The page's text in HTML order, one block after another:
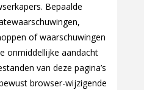
Bepaalde
of waarschuwingen
onmiddellijke aandacht
van deze pagina’s
browser-wijzigende